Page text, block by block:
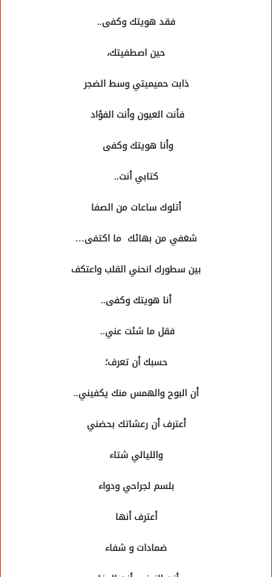
فقد هويتك وكفى..
حين اصطفيتك،
ذابت حميميتي وسط الضجر
فأنت العيون وأنت الفؤاد
وأنا هويتك وكفى
كتابي أنت..
أتلوك ساعات من الصفا
شغفي من بهائك ما اكتفى…
بين سطورك انحني القلب واعتكف
أنا هويتك وكفى..
فقل ما شئت عني..
حسبك أن تعرف؛
أن البوح والهمس منك يكفيني..
أعترف أن رعشاتك بحضني
والليالي شتاء
بلسم لجراحي ودواء
أعترف أنها
ضمادات و شفاء